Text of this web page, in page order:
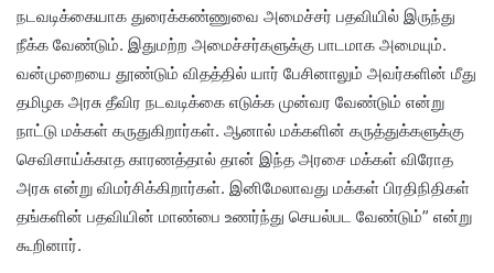
நடவடிக்கையாக துரைக்கண்ணுவை அமைச்சர் பதவியில் இருந்து
நீக்க வேண்டும். இதுமற்ற அமைச்சர்களுக்கு பாடமாக அமையும்.
வன்முறையை தூண்டும் விதத்தில் யார் பேசினாலும் அவர்களின் மீது
தமிழக அரசு தீவிர நடவடிக்கை எடுக்க முன்வர வேண்டும் என்று
நாட்டு மக்கள் கருதுகிறார்கள். ஆனால் மக்களின் கருத்துக்களுக்கு
செவிசாய்க்காத காரணத்தால் தான் இந்த அரசை மக்கள் விரோத
அரசு என்று விமர்சிக்கிறார்கள். இனிமேலாவது மக்கள் பிரதிநிதிகள்
தங்களின் பதவியின் மாண்பை உணர்ந்து செயல்பட வேண்டும்” என்று
கூறினார்.